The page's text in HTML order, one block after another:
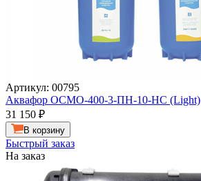
Артикул: 00795
Аквафор ОСМО-400-3-ПН-10-НС (Light)
31 150 ₽
В корзину
Быстрый заказ
На заказ